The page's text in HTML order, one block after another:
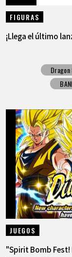
FIGURAS
¡Llega el último
JUEGOS
"Spirit Bomb